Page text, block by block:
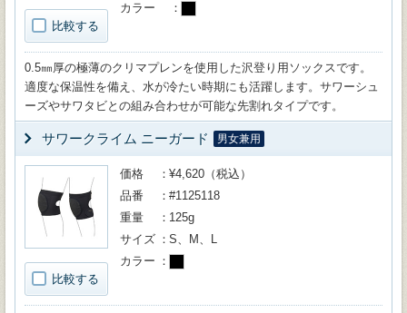
比較する
カラー
0.5㎜厚の極薄のクリマプレンを使用した沢登り用ソックスです。
適度な保温性を備え、水が冷たい時期にも活躍します。サワーシュ
ーズやサワタビとの組み合わせが可能な先割れタイプです。
サワークライム ニーガード 男女兼用
比較する
価格
¥4,620（税込）
品番
#1125118
重量
125g
サイズ
S、M、L
カラー